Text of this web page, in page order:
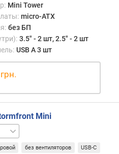
Mini Tower
micro-ATX
без БП
3.5" - 2 шт, 2.5" - 2 шт
USB A 3 шт
грн.
Mini
без вентиляторов USB-C